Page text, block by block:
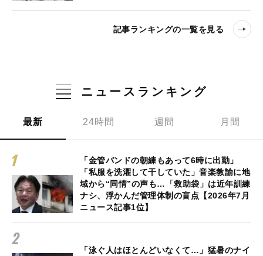
記事ランキングの一覧を見る
ニュースランキング
最新 24時間 週間 月間
「金管バンドの朝練もあって6時に出勤」
「私服を洗濯して干していた」音楽教諭に地
域から“同情”の声も…「救助袋」は近年訓練
ナシ、浮かんだ管理体制の盲点【2026年7月
ニュース記事1位】
「泳ぐ人はほとんどいなくて…」猛暑のナイ